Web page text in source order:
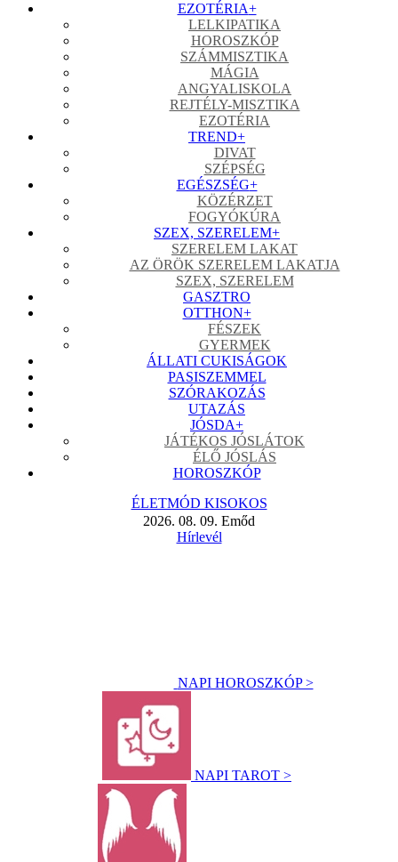
EZOTÉRIA+
LELKIPATIKA
HOROSZKÓP
SZÁMMISZTIKA
MÁGIA
ANGYALISKOLA
REJTÉLY-MISZTIKA
EZOTÉRIA
TREND+
DIVAT
SZÉPSÉG
EGÉSZSÉG+
KÖZÉRZET
FOGYÓKÚRA
SZEX, SZERELEM+
SZERELEM LAKAT
AZ ÖRÖK SZERELEM LAKATJA
SZEX, SZERELEM
GASZTRO
OTTHON+
FÉSZEK
GYERMEK
ÁLLATI CUKISÁGOK
PASISZEMMEL
SZÓRAKOZÁS
UTAZÁS
JÓSDA+
JÁTÉKOS JÓSLÁTOK
ÉLŐ JÓSLÁS
HOROSZKÓP
ÉLETMÓD KISOKOS
2026. 08. 09. Emőd
Hírlevél
NAPI HOROSZKÓP >
NAPI TAROT >